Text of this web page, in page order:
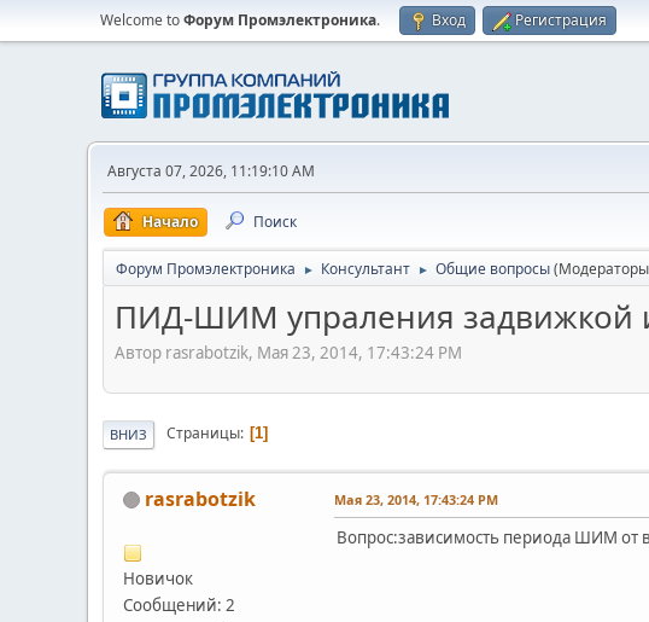
Welcome toФорум Промэлектроника. Вход Регистрация
Августа 07, 2026, 11:19:10 AM
Начало Поиск
Форум Промэлектроника ► Консультант ► Общие вопросы
ПИД-ШИМ упраления задвижкой
Автор rasrabotzik, Мая 23, 2014, 17:43:24 PM
ВНИЗ Страницы 1
rasrabotzik
Новичок
Сообщений: 2
Мая 23, 2014, 17:43:24 PM
Вопрос:зависимость периода ШИМ от